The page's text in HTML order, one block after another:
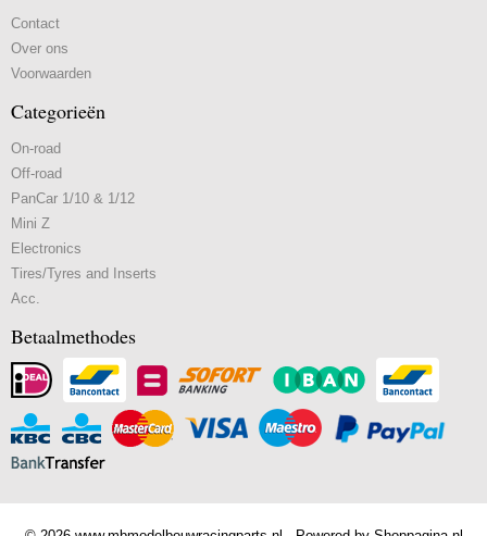
Contact
Over ons
Voorwaarden
Categorieën
On-road
Off-road
PanCar 1/10 & 1/12
Mini Z
Electronics
Tires/Tyres and Inserts
Acc.
Betaalmethodes